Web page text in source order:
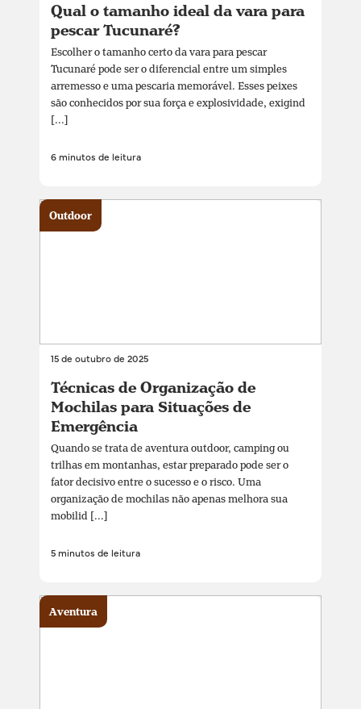
Qual o tamanho ideal da vara para
pescar Tucunaré?
Escolher o tamanho certo da vara para pescar
Tucunaré pode ser o diferencial entre um simples
arremesso e uma pescaria memorável. Esses peixes
são conhecidos por sua força e explosividade, exigind
[...]
6 minutos de leitura
15 de outubro de 2025
Técnicas de Organização de
Mochilas para Situações de
Emergência
Quando se trata de aventura outdoor, camping ou
trilhas em montanhas, estar preparado pode ser o
fator decisivo entre o sucesso e o risco. Uma
organização de mochilas não apenas melhora sua
mobilid [...]
5 minutos de leitura
Outdoor
Aventura